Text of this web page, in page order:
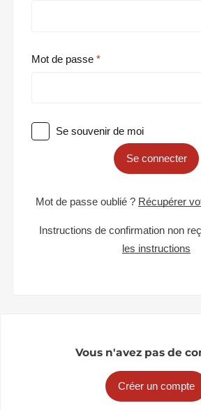
Mot de passe
Se souvenir de moi
Se connecter
Mot de passe oublié ? Récupérer
Instructions de confirmation non
les instructions
Vous n'avez pas de
Créer un compte